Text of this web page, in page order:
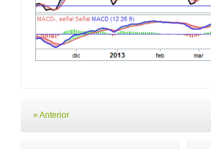
« Anterior